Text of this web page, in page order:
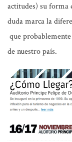
actitudes) su forma
duda marca la
que
de nuestro país.